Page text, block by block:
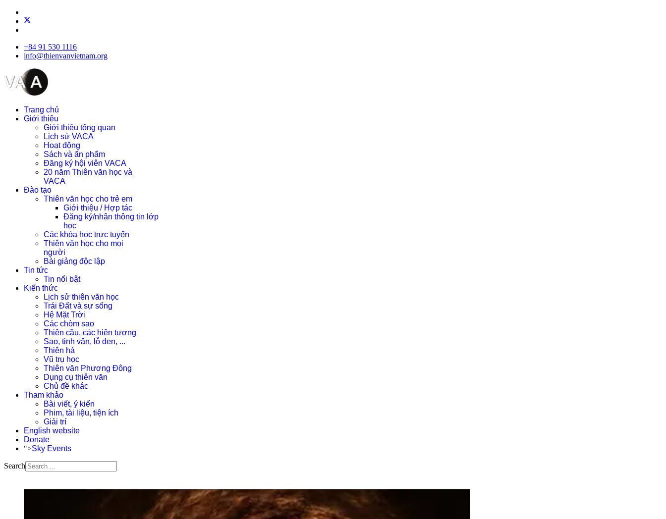
+84 91 530 1116
info@thienvanvietnam.org
Trang chủ
Giới thiệu
Giới thiệu tổng quan
Lịch sử VACA
Hoạt động
Sách và ấn phẩm
Đăng ký hội viên VACA
20 năm Thiên văn học và
VACA
Đào tạo
Thiên văn học cho trẻ em
Giới thiệu / Hợp tác
Đăng ký/nhận thông tin lớp
học
Các khóa học trực tuyến
Thiên văn học cho mọi
người
Bài giảng độc lập
Tin tức
Tin nổi bật
Kiến thức
Lịch sử thiên văn học
Trái Đất và sự sống
Hệ Mặt Trời
Các chòm sao
Thiên cầu, các hiện tượng
Sao, tinh vân, lỗ đen, ...
Thiên hà
Vũ trụ học
Thiên văn Phương Đông
Dụng cụ thiên văn
Chủ đề khác
Tham khảo
Bài viết, ý kiến
Phim, tài liệu, tiện ích
Giải trí
English website
Donate
">Sky Events
Search